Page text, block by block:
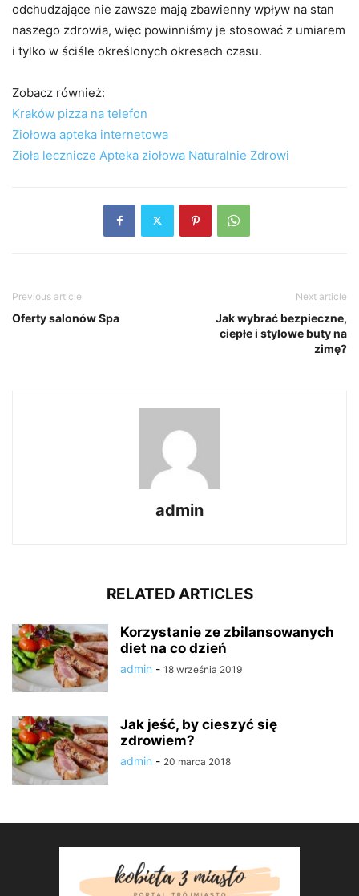
odchudzające nie zawsze mają zbawienny wpływ na stan
naszego zdrowia, więc powinniśmy je stosować z umiarem
i tylko w ściśle określonych okresach czasu.
Zobacz również:
Kraków pizza na telefon
Ziołowa apteka internetowa
Zioła lecznicze Apteka ziołowa Naturalnie Zdrowi
Previous article
Oferty salonów Spa
Next article
Jak wybrać bezpieczne,
ciepłe i stylowe buty na
zimę?
admin
RELATED ARTICLES
Korzystanie ze zbilansowanych
diet na co dzień
admin - 18 września 2019
Jak jeść, by cieszyć się
zdrowiem?
admin - 20 marca 2018